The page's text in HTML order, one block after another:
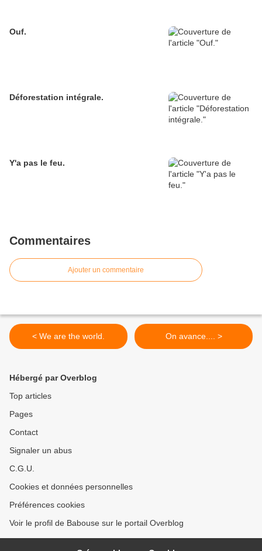
Ouf.
Déforestation intégrale.
Y'a pas le feu.
Commentaires
Ajouter un commentaire
< We are the world. On avance.... >
Hébergé par Overblog
Top articles
Pages
Contact
Signaler un abus
C.G.U.
Cookies et données personnelles
Préférences cookies
Voir le profil de Babouse sur le portail Overblog